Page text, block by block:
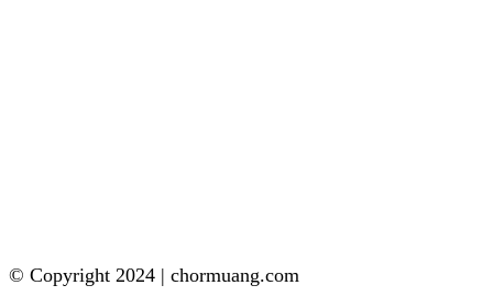
© Copyright 2024 | chormuang.com